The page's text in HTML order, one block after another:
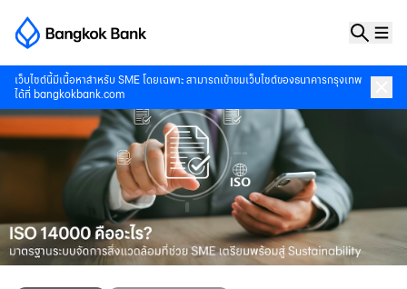
เว็บไซต์นี้มีเนื้อหาสำหรับ SME โดยเฉพาะ สามารถเข้าชมเว็บไซต์ของธนาคารกรุงเทพ
ได้ที่ bangkokbank.com